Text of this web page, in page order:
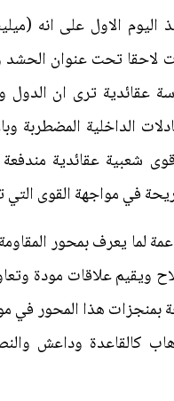
الاول على انه
لاحقا تحت عنوان الحشد
عقائدية ترى ان الدول
الداخلية المضطربة
قوى شعبية عقائدية
في مواجهة القوى
لما يعرف بمحور
علاقات مودة
هذا المحور في
كالقاعدة وداعش